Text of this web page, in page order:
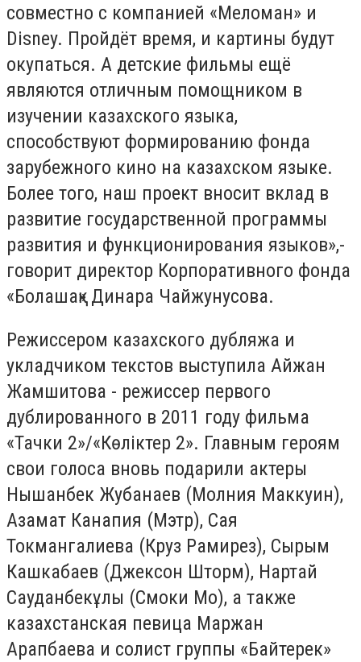
совместно с компанией «Меломан» и
Disney. Пройдёт время, и картины будут
окупаться. А детские фильмы ещё
являются отличным помощником в
изучении казахского языка,
способствуют формированию фонда
зарубежного кино на казахском языке.
Более того, наш проект вносит вклад в
развитие государственной программы
развития и функционирования языков»,-
говорит директор Корпоративного фонда
«Болашақ» Динара Чайжунусова.
Режиссером казахского дубляжа и
укладчиком текстов выступила Айжан
Жамшитова - режиссер первого
дублированного в 2011 году фильма
«Тачки 2»/«Көліктер 2». Главным героям
свои голоса вновь подарили актеры
Нышанбек Жубанаев (Молния Маккуин),
Азамат Канапия (Мэтр), Сая
Токмангалиева (Круз Рамирез), Сырым
Кашкабаев (Джексон Шторм), Нартай
Сауданбекұлы (Смоки Мо), а также
казахстанская певица Маржан
Арапбаева и солист группы «Байтерек»